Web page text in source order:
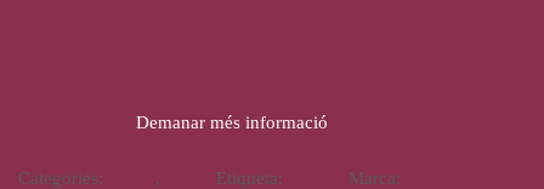
Demanar més informació
Categories: , Etiqueta: Marca: